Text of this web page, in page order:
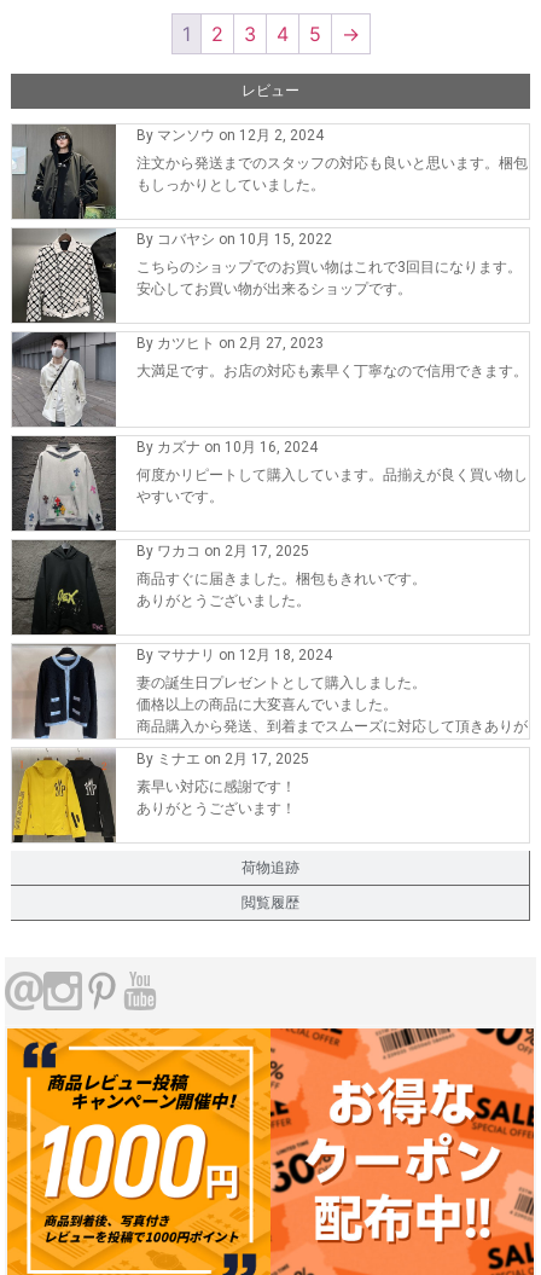
1 2 3 4 5 →
レビュー
荷物追跡
閲覧履歴
By マンソウ on 12月 2, 2024
注文から発送までのスタッフの対応も良いと思います。梱包
もしっかりとしていました。
By コバヤシ on 10月 15, 2022
こちらのショップでのお買い物はこれで3回目になります。
安心してお買い物が出来るショップです。
By カツヒト on 2月 27, 2023
大満足です。お店の対応も素早く丁寧なので信用できます。
By カズナ on 10月 16, 2024
何度かリピートして購入しています。品揃えが良く買い物し
やすいです。
By ワカコ on 2月 17, 2025
商品すぐに届きました。梱包もきれいです。
ありがとうございました。
By マサナリ on 12月 18, 2024
妻の誕生日プレゼントとして購入しました。
価格以上の商品に大変喜んでいました。
商品購入から発送、到着までスムーズに対応して頂きありが
とうございます。
また、機会が有れば購入したいです。
By ミナエ on 2月 17, 2025
素早い対応に感謝です！
ありがとうございます！